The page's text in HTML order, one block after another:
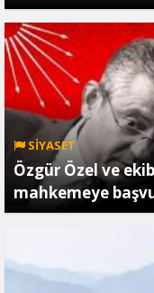
SİYASET
Özgür Özel ve
mahkemeye